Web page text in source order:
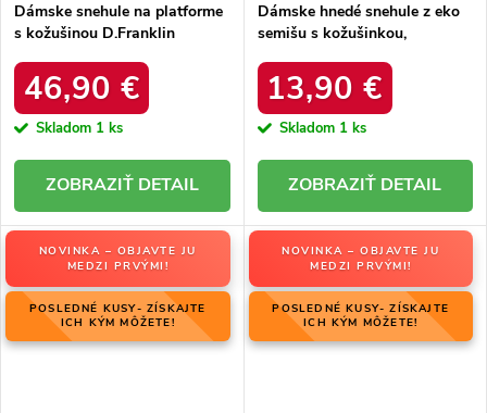
Dámske snehule na platforme
s kožušinou D.Franklin
46,90 €
Skladom 1 ks
DETAIL
Dámske hnedé snehule z eko
semišu s kožušinkou,
LEOPARD
13,90 €
Skladom 1 ks
DETAIL
NOVINKA – OBJAVTE JU
MEDZI PRVÝMI!
POSLEDNÉ KUSY- ZÍSKAJTE
ICH KÝM MÔŽETE!
NOVINKA – OBJAVTE JU
MEDZI PRVÝMI!
POSLEDNÉ KUSY- ZÍSKAJTE
ICH KÝM MÔŽETE!